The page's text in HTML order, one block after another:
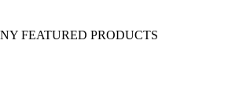
FEATURED PRODUCTS